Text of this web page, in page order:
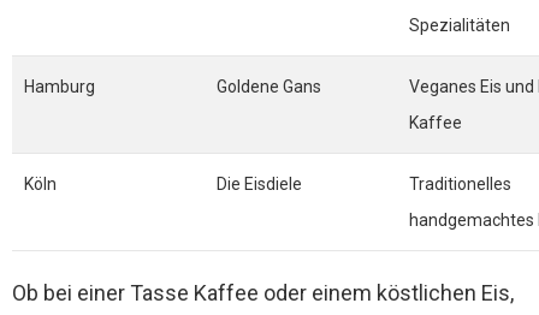
Spezialitäten
Hamburg Goldene Gans
Veganes Eis und
Kaffee
Köln Die Eisdiele
Traditionelles
handgemachtes
Ob bei einer Tasse Kaffee oder einem köstlichen Eis,